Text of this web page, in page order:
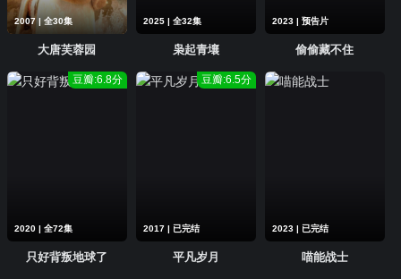
2007 | 全30集
大唐芙蓉园
2025 | 全32集
枭起青壤
2023 | 预告片
偷偷藏不住
2020 | 全72集
豆瓣:6.8分
只好背叛地球了
2017 | 已完结
豆瓣:6.5分
平凡岁月
2023 | 已完结
喵能战士